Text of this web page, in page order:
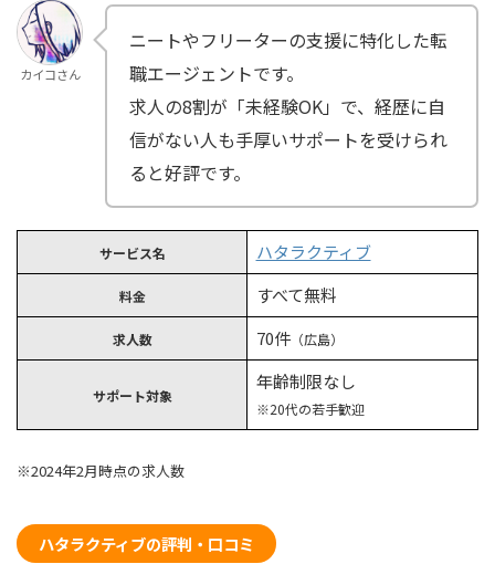
カイコさん
ニートやフリーターの支援に特化した転
職エージェントです。
求人の8割が「未経験OK」で、経歴に自
信がない人も手厚いサポートを受けられ
ると好評です。
サービス名 ハタラクティブ
料金 すべて無料
求人数 70件（広島）
サポート対象
年齢制限なし
※20代の若手歓迎
※2024年2月時点の求人数
ハタラクティブの評判・口コミ